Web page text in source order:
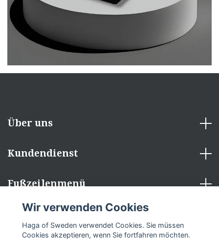
Über uns
Kundendienst
Fußzeilenmenü
Sozialen Medien
Wir verwenden Cookies
Haga of Sweden verwendet Cookies. Sie müssen
Cookies akzeptieren, wenn Sie fortfahren möchten.